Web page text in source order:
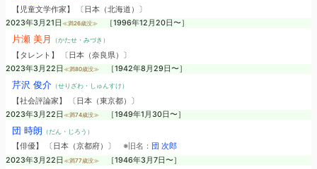
【児童文学作家】 〔日本（北海道）〕
2023年3月21日 ≪満26歳没≫ ［1996年12月20日〜］
片瀬 美月 （かたせ・みづき）
【タレント】 〔日本（奈良県）〕
2023年3月22日 ≪満80歳没≫ ［1942年8月29日〜］
芹沢 俊介（せりざわ・しゅんすけ）
【社会評論家】 〔日本（東京都）〕
2023年3月22日 ≪満74歳没≫ ［1949年1月30日〜］
団 時朗 （だん・じろう）
【俳優】 〔日本（京都府）〕 ※旧名： 団 次郎
2023年3月22日 ≪満77歳没≫ ［1946年3月7日〜］